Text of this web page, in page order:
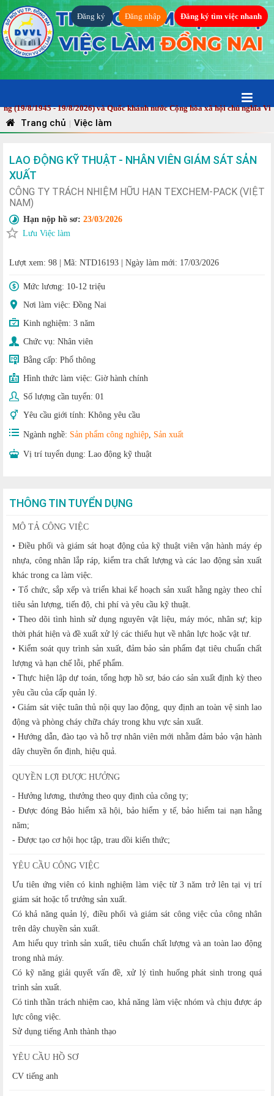
Đăng ký Đăng nhập Đăng ký tìm việc nhanh
8/1945 - 19/8/2026) và Quốc khánh nước Cộng hòa xã hội chủ nghĩa Việt
Trang chủ | Việc làm
LAO ĐỘNG KỸ THUẬT - NHÂN VIÊN GIÁM SÁT SẢN
XUẤT
CÔNG TY TRÁCH NHIỆM HỮU HẠN TEXCHEM-PACK (VIỆT
NAM)
Hạn nộp hồ sơ: 23/03/2026
Lưu Việc làm
Lượt xem: 98 Mã: NTD16193 Ngày làm mới: 17/03/2026
Mức lương: 10-12 triệu
Nơi làm việc: Đồng Nai
Kinh nghiệm: 3 năm
Chức vụ: Nhân viên
Bằng cấp: Phổ thông
Hình thức làm việc: Giờ hành chính
Số lượng cần tuyển: 01
Yêu cầu giới tính: Không yêu cầu
Ngành nghề: Sản phẩm công nghiệp, Sản xuất
Vị trí tuyển dụng: Lao động kỹ thuật
THÔNG TIN TUYỂN DỤNG
MÔ TẢ CÔNG VIỆC
• Điều phối và giám sát hoạt động của kỹ thuật viên vận hành máy ép
nhựa, công nhân lắp ráp, kiểm tra chất lượng và các lao động sản xuất
khác trong ca làm việc.
• Tổ chức, sắp xếp và triển khai kế hoạch sản xuất hằng ngày theo chỉ
tiêu sản lượng, tiến độ, chi phí và yêu cầu kỹ thuật.
• Theo dõi tình hình sử dụng nguyên vật liệu, máy móc, nhân sự; kịp
thời phát hiện và đề xuất xử lý các thiếu hụt về nhân lực hoặc vật tư.
• Kiểm soát quy trình sản xuất, đảm bảo sản phẩm đạt tiêu chuẩn chất
lượng và hạn chế lỗi, phế phẩm.
• Thực hiện lập dự toán, tổng hợp hồ sơ, báo cáo sản xuất định kỳ theo
yêu cầu của cấp quản lý.
• Giám sát việc tuân thủ nội quy lao động, quy định an toàn vệ sinh lao
động và phòng cháy chữa cháy trong khu vực sản xuất.
• Hướng dẫn, đào tạo và hỗ trợ nhân viên mới nhằm đảm bảo vận hành
dây chuyền ổn định, hiệu quả.
QUYỀN LỢI ĐƯỢC HƯỞNG
- Hưởng lương, thưởng theo quy định của công ty;
- Được đóng Bảo hiểm xã hội, bảo hiểm y tế, bảo hiểm tai nạn hằng
năm;
- Được tạo cơ hội học tập, trau dồi kiến thức;
YÊU CẦU CÔNG VIỆC
Ưu tiên ứng viên có kinh nghiệm làm việc từ 3 năm trở lên tại vị trí
giám sát hoặc tổ trưởng sản xuất.
Có khả năng quản lý, điều phối và giám sát công việc của công nhân
trên dây chuyền sản xuất.
Am hiểu quy trình sản xuất, tiêu chuẩn chất lượng và an toàn lao động
trong nhà máy.
Có kỹ năng giải quyết vấn đề, xử lý tình huống phát sinh trong quá
trình sản xuất.
Có tinh thần trách nhiệm cao, khả năng làm việc nhóm và chịu được áp
lực công việc.
Sử dụng tiếng Anh thành thạo
YÊU CẦU HỒ SƠ
CV tiếng anh